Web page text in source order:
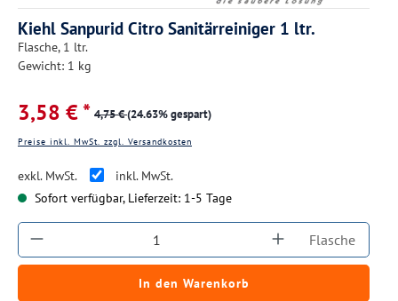
Kiehl Sanpurid Citro Sanitärreiniger 1 ltr.
Flasche, 1 ltr.
Gewicht: 1 kg
3,58 € * 4,75 €(24.63% gespart)
Preise inkl. MwSt. zzgl. Versandkosten
exkl. MwSt.
inkl. MwSt.
Sofort verfügbar, Lieferzeit: 1-5 Tage
Produkt Anzahl: Gib den gewünschten
Flasche
In den Warenkorb